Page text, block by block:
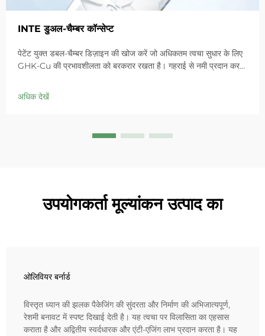
INTE डुअल-चैम्बर कॉन्सेप्ट
पेटेंट युक्त डबल-चैम्बर डिज़ाइन की खोज करें जो अधिकतम त्वचा सुधार के लिए
GHK-Cu की प्रभावशीलता को बरकरार रखता है। गहराई से नमी प्रदान करता
आज ही 'स्मॉल ब्लू चैम्बर' समाधान आजमाएं।
अधिक देखें
उपयोगकर्ता मूल्यांकन उत्पाद का
ओलिवियर बर्नार्ड
विस्तृत ध्यान की झलक पैकेजिंग की सुंदरता और निर्माण की अभिजात्यपूर्ण,
रेशमी बनावट में स्पष्ट दिखाई देती है। यह त्वचा पर विलासिता का एहसास
कराता है और अद्वितीय स्वर्दधारक और एंटी-एजिंग लाभ प्रदान करता है। यह